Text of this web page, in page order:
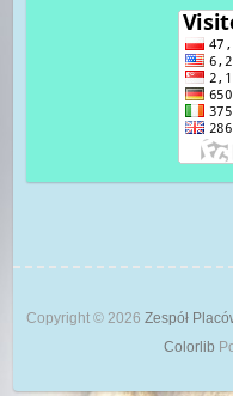
Copyright © 2026 Zespół
Colorlib